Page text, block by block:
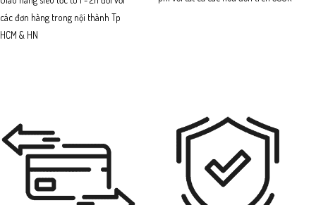
các đơn hàng trong nội thành Tp
HCM & HN